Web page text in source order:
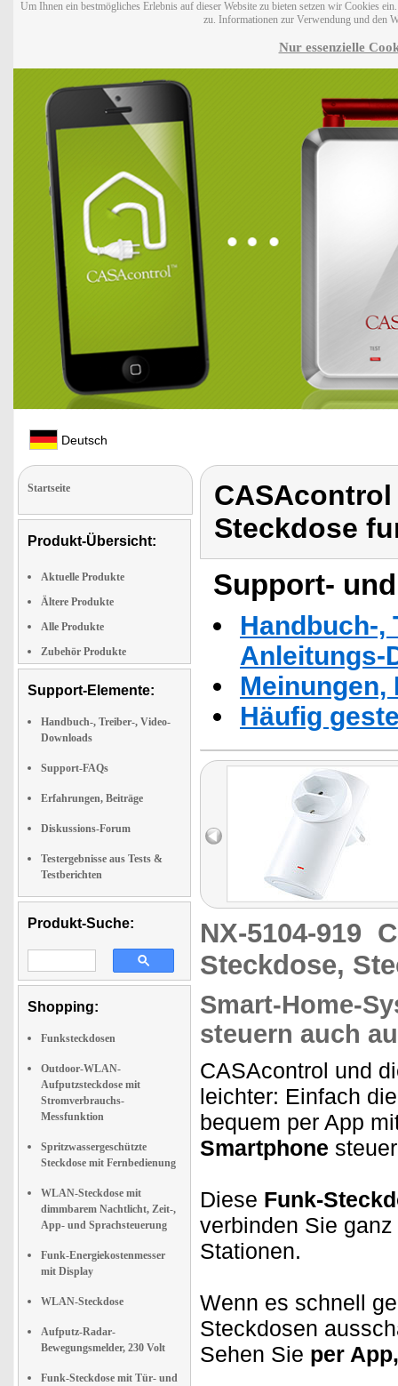
Um Ihnen ein bestmögliches Erlebnis auf dieser Website zu bieten setzen wir Cookies
zu. Informationen zur Verwendung und den
Nur essenzielle
Deutsch
Startseite
Produkt-Übersicht:
Aktuelle Produkte
Ältere Produkte
Alle Produkte
Zubehör Produkte
Support-Elemente:
Handbuch-, Treiber-, Video-
Downloads
Support-FAQs
Erfahrungen, Beiträge
Diskussions-Forum
Testergebnisse aus Tests &
Testberichten
Produkt-Suche:
Shopping:
Funksteckdosen
Outdoor-WLAN-
Aufputzsteckdose mit
Stromverbrauchs-
Messfunktion
Spritzwassergeschützte
Steckdose mit Fernbedienung
WLAN-Steckdose mit
dimmbarem Nachtlicht, Zeit-,
App- und Sprachsteuerung
Funk-Energiekostenmesser
mit Display
WLAN-Steckdose
Aufputz-Radar-
Bewegungsmelder, 230 Volt
Funk-Steckdose mit Tür- und
Steckdose
Support-
Handbuch-,
Anleitungs-
Häufig
NX-5104-919
Steckdose,
Smart-Home-
steuern auch
CASAcontrol und
leichter: Einfach
bequem per App
Smartphone
Diese Funk-
verbinden Sie
Stationen.
Wenn es schnell
Steckdosen
Sehen Sie per